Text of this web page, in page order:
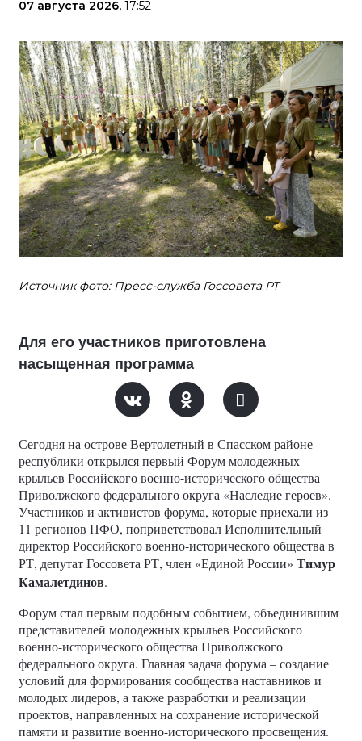
07 августа 2026, 17:52
Источник фото: Пресс-служба Госсовета РТ
Для его участников приготовлена
насыщенная программа
Сегодня на острове Вертолетный в Спасском районе
республики открылся первый Форум молодежных
крыльев Российского военно-исторического общества
Приволжского федерального округа «Наследие героев».
Участников и активистов форума, которые приехали из
11 регионов ПФО, поприветствовал Исполнительный
директор Российского военно-исторического общества в
РТ, депутат Госсовета РТ, член «Единой России» Тимур
Камалетдинов.
Форум стал первым подобным событием, объединившим
представителей молодежных крыльев Российского
военно-исторического общества Приволжского
федерального округа. Главная задача форума – создание
условий для формирования сообщества наставников и
молодых лидеров, а также разработки и реализации
проектов, направленных на сохранение исторической
памяти и развитие военно-исторического просвещения.